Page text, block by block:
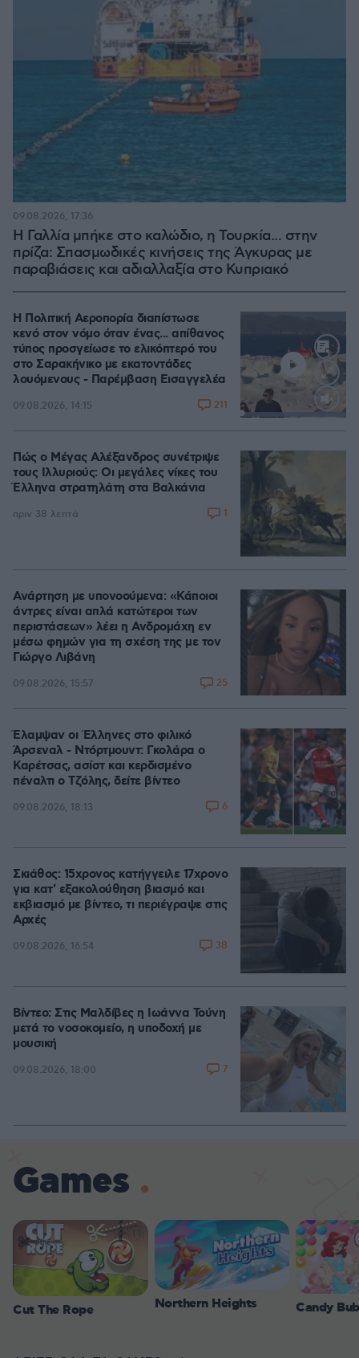
Η Γαλλία μπήκε στο καλώδιο, η Τουρκία... στην
πρίζα: Σπασμωδικές κινήσεις της Άγκυρας με
παραβιάσεις και αδιαλλαξία στο Κυπριακό
09.08.2026, 17:36
Loaded
Η Πολιτική Αεροπορία διαπίστωσε
κενό στον νόμο όταν ένας... απίθανος
τύπος προσγείωσε το ελικόπτερό του
στο Σαρακήνικο με εκατοντάδες
λουόμενους - Παρέμβαση Εισαγγελέα
09.08.2026, 14:15 211
Πώς ο Μέγας Αλέξανδρος συνέτριψε
τους Ιλλυριούς: Οι μεγάλες νίκες του
Έλληνα στρατηλάτη στα Βαλκάνια
πριν 38 λεπτά 1
Ανάρτηση με υπονοούμενα: «Κάποιοι
άντρες είναι απλά κατώτεροι των
περιστάσεων» λέει η Ανδρομάχη εν
μέσω φημών για τη σχέση της με τον
Γιώργο Λιβάνη
09.08.2026, 15:57 25
Έλαμψαν οι Έλληνες στο φιλικό
Άρσεναλ - Ντόρτμουντ: Γκολάρα ο
Καρέτσας, ασίστ και κερδισμένο
πέναλτι ο Τζόλης, δείτε βίντεο
09.08.2026, 18:13 6
Σκιάθος: 15χρονος κατήγγειλε 17χρονο
για κατ' εξακολούθηση βιασμό και
εκβιασμό με βίντεο, τι περιέγραψε στις
Αρχές
09.08.2026, 16:54 38
Βίντεο: Στις Μαλδίβες η Ιωάννα Τούνη
μετά το νοσοκομείο, η υποδοχή με
μουσική
09.08.2026, 18:00 7
Games
Cut The Rope Northern Heights Candy